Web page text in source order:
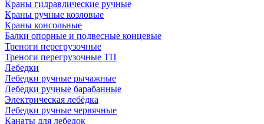
Краны гидравлические ручные
Краны ручные козловые
Краны консольные
Балки опорные и подвесные концевые
Треноги перегрузочные
Треноги перегрузочные ТП
Лебедки
Лебедки ручные рычажные
Лебедки ручные барабанные
Электрическая лебёдка
Лебедки ручные червячные
Канаты для лебедок